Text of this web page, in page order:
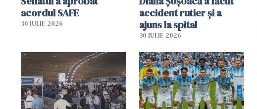
acordul SAFE
30 IULIE 2026
accident rutier și a
ajuns la spital
30 IULIE 2026